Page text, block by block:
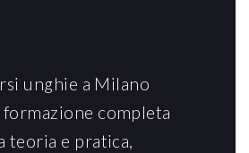
unghie a Milano
completa
teoria e pratica,